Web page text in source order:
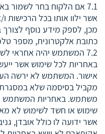
7.1 אם הלקוח בחר
אשר ילוו אותו בכל הרכישות
מכן, לספק מידע נוסף
כתובת אלקטרונית, מספר
7.2 המשתמש יהיה אחראי
באחריות לכל שימוש אשר
אישור. המשתמש לא ירשה
מקביל בסיסמה שלא
משתמש. באחריות המשתמש
שימוש או חשד לשימוש לא
אשר ידועה לו כולל אובדן,